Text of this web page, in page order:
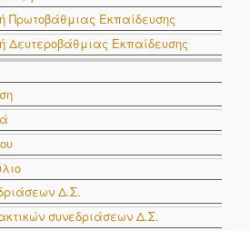
Πρωτοβάθμιας Εκπαίδευσης
Δευτεροβάθμιας Εκπαίδευσης
Δ.Σ.
συνεδριάσεων Δ.Σ.